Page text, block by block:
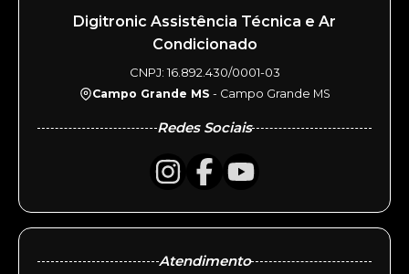
Digitronic Assistência Técnica e Ar
Condicionado
CNPJ: 16.892.430/0001-03
Campo Grande MS - Campo Grande MS
Redes Sociais
Atendimento